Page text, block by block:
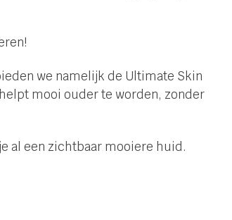
we namelijk de Ultimate Skin
mooi ouder te worden, zonder
al een zichtbaar mooiere huid.